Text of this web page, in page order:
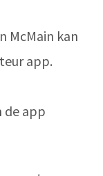
McMain kan
app.
de app